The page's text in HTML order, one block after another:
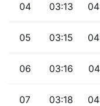
04 03:13
05 03:15
06 03:16
07 03:18